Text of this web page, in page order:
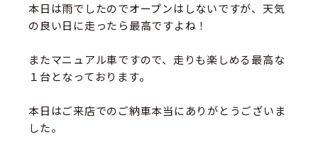
本日は雨でしたのでオープンはしないですが、天気
の良い日に走ったら最高ですよね！
またマニュアル車ですので、走りも楽しめる最高な
１台となっております。
本日はご来店でのご納車本当にありがとうございま
した。